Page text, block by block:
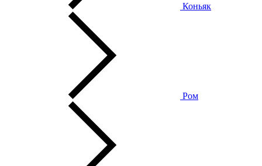
Коньяк
Ром